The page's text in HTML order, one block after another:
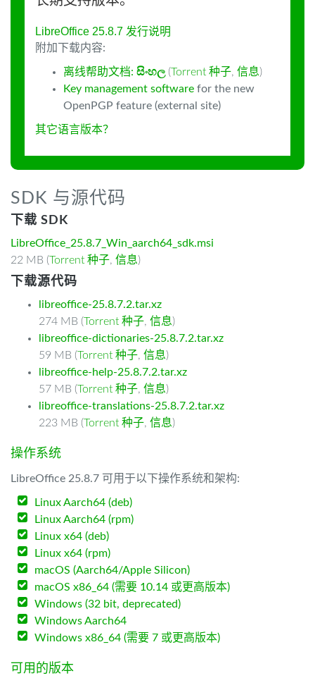
LibreOffice 25.8.7 发行说明
附加下载内容:
离线帮助文档: සිංහල (Torrent 种子, 信息)
Key management software for the new
OpenPGP feature (external site)
其它语言版本？
SDK 与源代码
下载 SDK
LibreOffice_25.8.7_Win_aarch64_sdk.msi
22 MB (Torrent 种子, 信息)
下载源代码
libreoffice-25.8.7.2.tar.xz
274 MB (Torrent 种子, 信息)
libreoffice-dictionaries-25.8.7.2.tar.xz
59 MB (Torrent 种子, 信息)
libreoffice-help-25.8.7.2.tar.xz
57 MB (Torrent 种子, 信息)
libreoffice-translations-25.8.7.2.tar.xz
223 MB (Torrent 种子, 信息)
操作系统
LibreOffice 25.8.7 可用于以下操作系统和架构:
Linux Aarch64 (deb)
Linux Aarch64 (rpm)
Linux x64 (deb)
Linux x64 (rpm)
macOS (Aarch64/Apple Silicon)
macOS x86_64 (需要 10.14 或更高版本)
Windows (32 bit, deprecated)
Windows Aarch64
Windows x86_64 (需要 7 或更高版本)
可用的版本